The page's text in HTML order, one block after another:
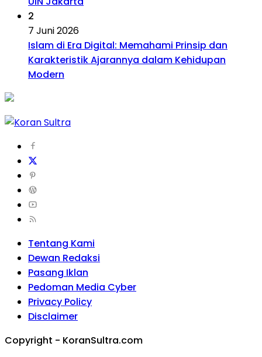
2
7 Juni 2026
Islam di Era Digital: Memahami Prinsip dan
Karakteristik Ajarannya dalam Kehidupan
Modern
Tentang Kami
Dewan Redaksi
Pasang Iklan
Pedoman Media Cyber
Privacy Policy
Disclaimer
Copyright - KoranSultra.com